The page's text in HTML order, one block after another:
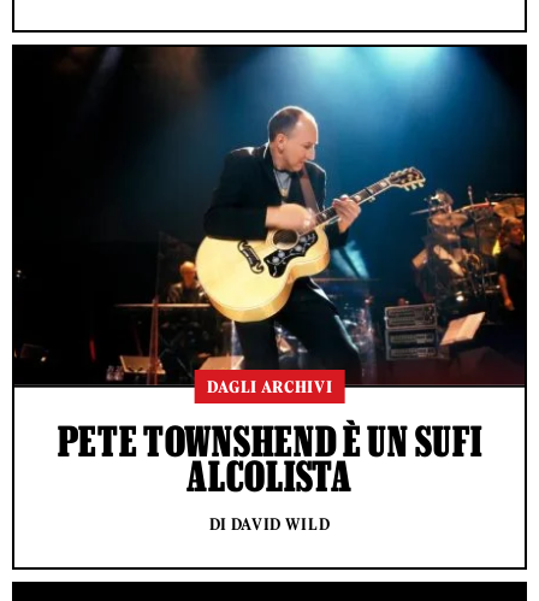
DAGLI ARCHIVI
PETE TOWNSHEND È UN SUFI
ALCOLISTA
DI DAVID WILD